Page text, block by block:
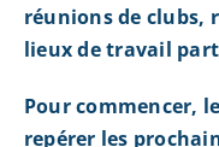
réunions de clubs,
lieux de travail
Pour commencer,
repérer les